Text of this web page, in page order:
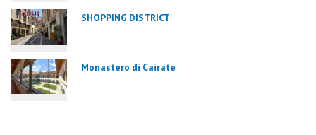
SHOPPING DISTRICT
Monastero di Cairate